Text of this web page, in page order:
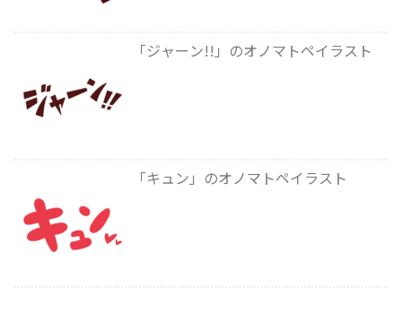
「ジャーン!!」のオノマトペイラスト
「キュン」のオノマトペイラスト